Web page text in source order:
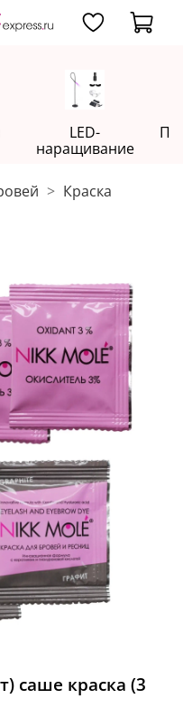
LED-
наращивание
Краска
саше краска (3